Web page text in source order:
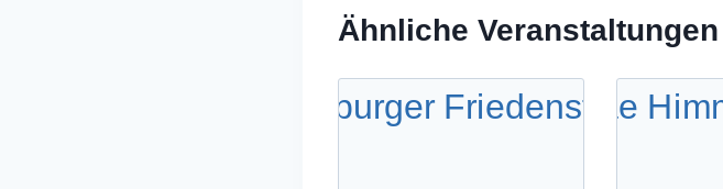
Ähnliche Veranstaltungen